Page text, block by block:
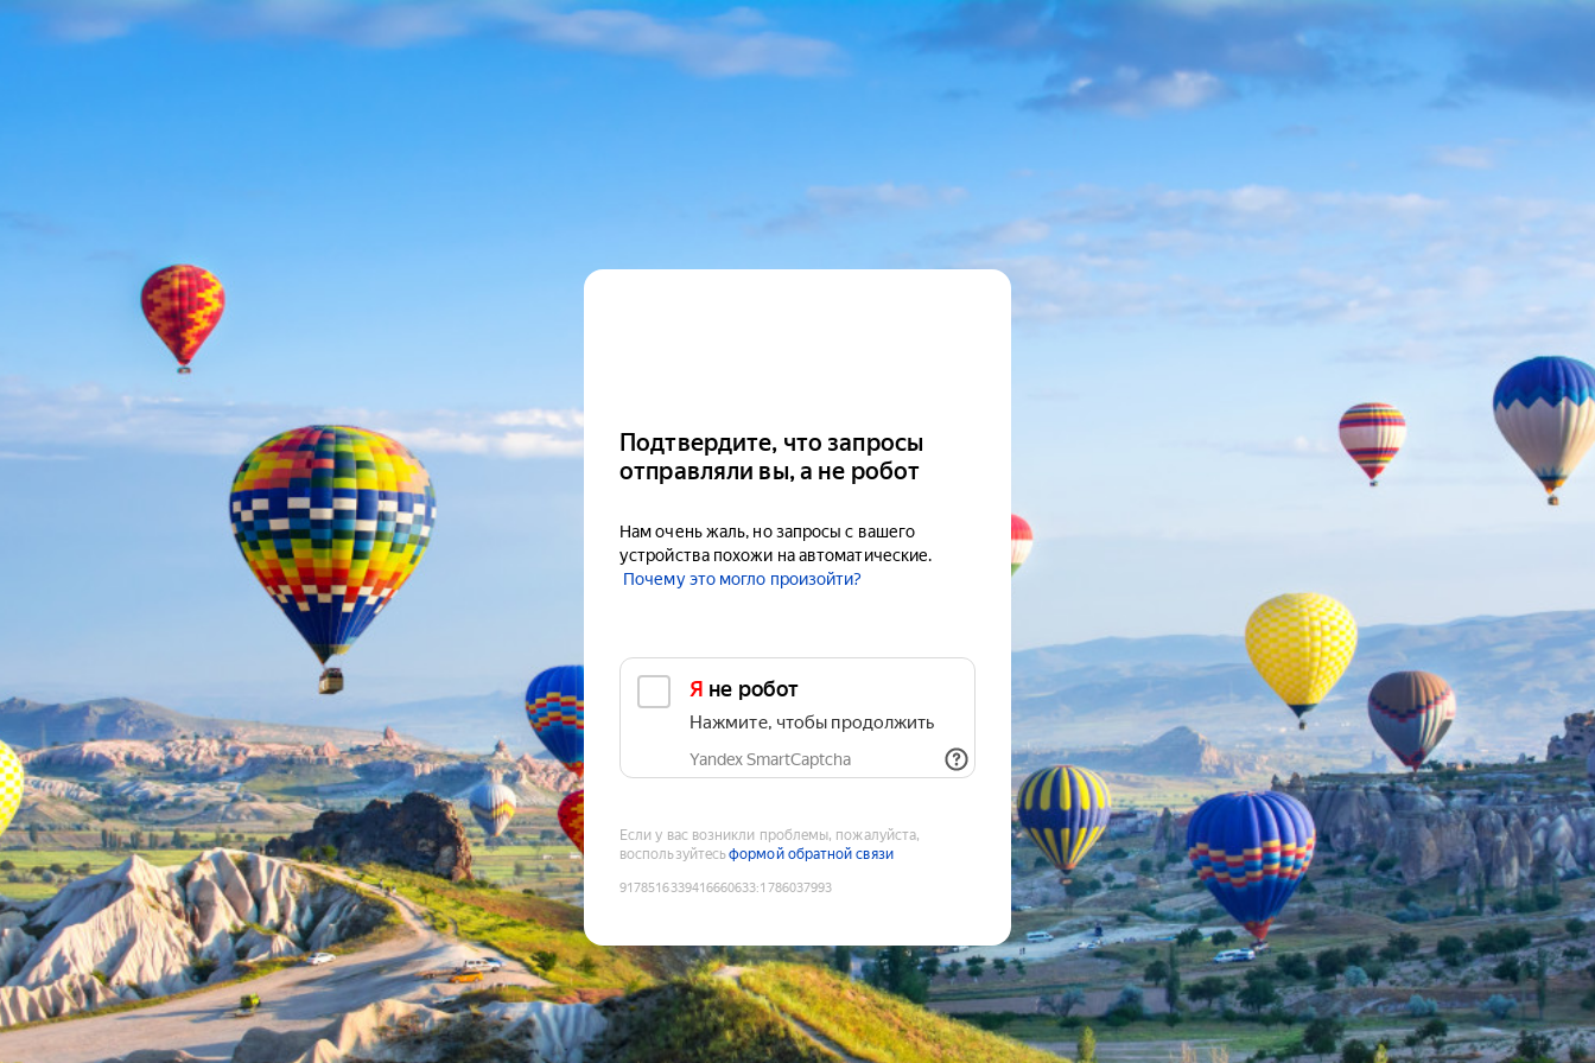
Подтвердите, что запросы
отправляли вы, а не робот
Нам очень жаль, но запросы с вашего
устройства похожи на автоматические.
Почему это могло произойти?
Я не робот
Нажмите, чтобы продолжить
Yandex SmartCaptcha
Если у вас возникли проблемы, пожалуйста,
воспользуйтесьформой обратной связи
9178516339416660633:1786037993